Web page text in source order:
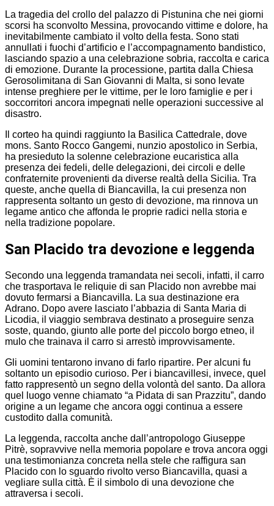
La tragedia del crollo del palazzo di Pistunina che nei giorni
scorsi ha sconvolto Messina, provocando vittime e dolore, ha
inevitabilmente cambiato il volto della festa. Sono stati
annullati i fuochi d’artificio e l’accompagnamento bandistico,
lasciando spazio a una celebrazione sobria, raccolta e carica
di emozione. Durante la processione, partita dalla Chiesa
Gerosolimitana di San Giovanni di Malta, si sono levate
intense preghiere per le vittime, per le loro famiglie e per i
soccorritori ancora impegnati nelle operazioni successive al
disastro.
Il corteo ha quindi raggiunto la Basilica Cattedrale, dove
mons. Santo Rocco Gangemi, nunzio apostolico in Serbia,
ha presieduto la solenne celebrazione eucaristica alla
presenza dei fedeli, delle delegazioni, dei circoli e delle
confraternite provenienti da diverse realtà della Sicilia. Tra
queste, anche quella di Biancavilla, la cui presenza non
rappresenta soltanto un gesto di devozione, ma rinnova un
legame antico che affonda le proprie radici nella storia e
nella tradizione popolare.
San Placido tra devozione e leggenda
Secondo una leggenda tramandata nei secoli, infatti, il carro
che trasportava le reliquie di san Placido non avrebbe mai
dovuto fermarsi a Biancavilla. La sua destinazione era
Adrano. Dopo avere lasciato l’abbazia di Santa Maria di
Licodia, il viaggio sembrava destinato a proseguire senza
soste, quando, giunto alle porte del piccolo borgo etneo, il
mulo che trainava il carro si arrestò improvvisamente.
Gli uomini tentarono invano di farlo ripartire. Per alcuni fu
soltanto un episodio curioso. Per i biancavillesi, invece, quel
fatto rappresentò un segno della volontà del santo. Da allora
quel luogo venne chiamato “a Pidata di san Prazzitu”, dando
origine a un legame che ancora oggi continua a essere
custodito dalla comunità.
La leggenda, raccolta anche dall’antropologo Giuseppe
Pitrè, sopravvive nella memoria popolare e trova ancora oggi
una testimonianza concreta nella stele che raffigura san
Placido con lo sguardo rivolto verso Biancavilla, quasi a
vegliare sulla città. È il simbolo di una devozione che
attraversa i secoli.